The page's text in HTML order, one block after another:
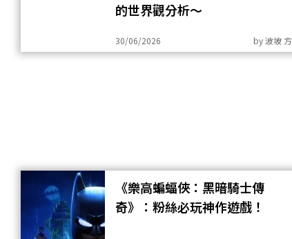
的世界觀分析～
30/06/2026 by波坡 方
《樂高蝙蝠俠：黑暗騎士傳
奇》：粉絲必玩神作遊戲！